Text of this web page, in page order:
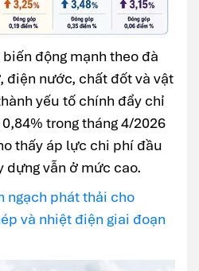
động mạnh theo đà
điện nước, chất đốt và vật
yếu tố chính đẩy chỉ
trong tháng 4/2026
thấy áp lực chi phí đầu
dựng vẫn ở mức cao.
ngạch phát thải cho
và nhiệt điện giai đoạn